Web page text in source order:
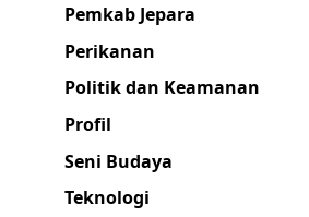
Pemkab Jepara
Perikanan
Politik dan Keamanan
Profil
Seni Budaya
Teknologi